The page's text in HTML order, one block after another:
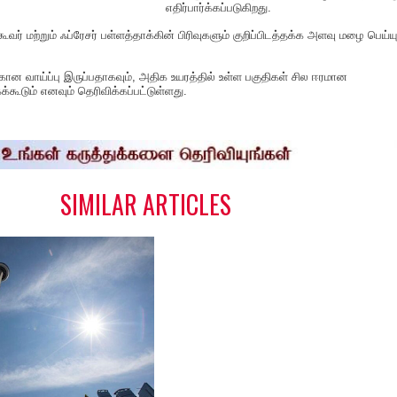
எதிர்பார்க்கப்படுகிறது.
மற்றும் ஃப்ரேசர் பள்ளத்தாக்கின் பிரிவுகளும் குறிப்பிடத்தக்க அளவு மழை
வாய்ப்பு இருப்பதாகவும், அதிக உயரத்தில் உள்ள பகுதிகள் சில ஈரமான
எனவும் தெரிவிக்கப்பட்டுள்ளது.
SIMILAR ARTICLES